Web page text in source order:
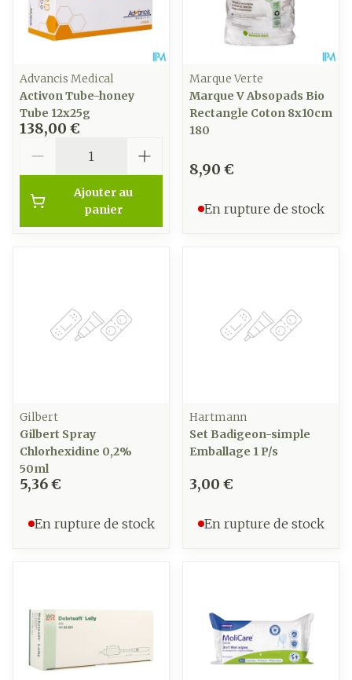
Advancis Medical
Activon Tube-honey
Tube 12x25g
138,00 €
Ajouter au
panier
Marque Verte
Marque V Absopads Bio
Rectangle Coton 8x10cm
180
8,90 €
En rupture de stock
Gilbert
Gilbert Spray
Chlorhexidine 0,2%
50ml
5,36 €
En rupture de stock
Hartmann
Set Badigeon-simple
Emballage 1 P/s
3,00 €
En rupture de stock